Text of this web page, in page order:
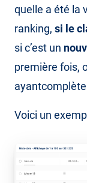
quelle a été la
ranking, si le
si c’est un
première fois,
ayant
Voici un